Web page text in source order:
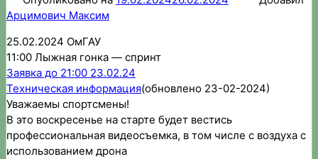
Арцимович Максим
25.02.2024 ОмГАУ
11:00 Лыжная гонка — спринт
Заявка до 21:00 23.02.24
Техническая информация(обновлено 23-02-2024)
Уважаемы спортсмены!
В это воскресенье на старте будет вестись
профессиональная видеосъемка, в том числе с воздуха с
использованием дрона